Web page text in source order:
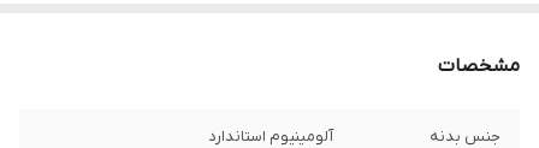
مشخصات
جنس بدنه آلومینیوم استاندارد